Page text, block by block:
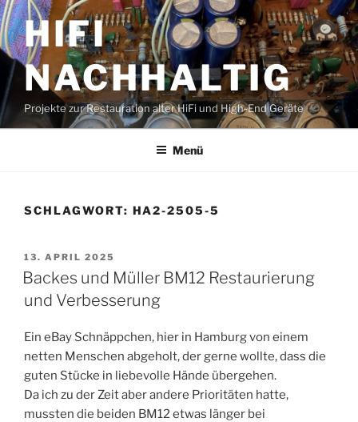
Zum
Inhalt
springenHIFI
NACHHALTIG
Projekte zur Restauration alter HiFi und High-End Geräte
Menü
SCHLAGWORT: HA2-2505-5
VERÖFFENTLICHT
AM
13. APRIL 2025
Backes und Müller BM12 Restaurierung
und Verbesserung
Ein eBay Schnäppchen, hier in Hamburg von einem
netten Menschen abgeholt, der gerne wollte, dass die
guten Stücke in liebevolle Hände übergehen.
Da ich zu der Zeit aber andere Prioritäten hatte,
mussten die beiden BM12 etwas länger bei